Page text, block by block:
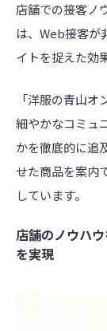
店舗での接客ノ
は、Web接客が
イトを捉えた効
「洋服の青山
細やかなコミュ
かを徹底的に追
せた商品を案内
しています。
店舗のノウハ
を実現